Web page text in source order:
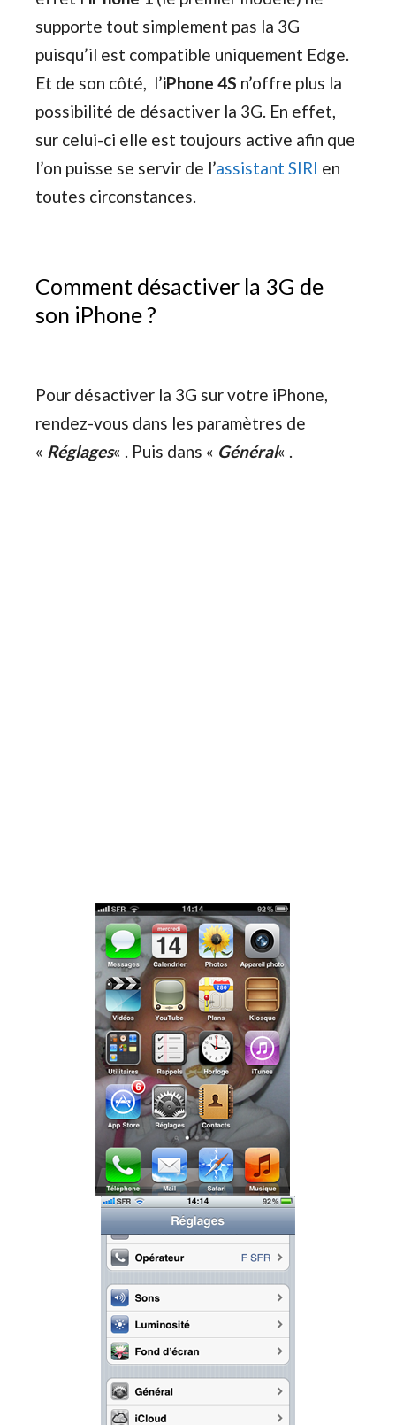
supporte tout simplement pas la 3G
puisqu’il est compatible uniquement Edge.
Et de son côté, l’iPhone 4S n’offre plus la
possibilité de désactiver la 3G. En effet,
sur celui-ci elle est toujours active afin que
l’on puisse se servir de l’assistant SIRI en
toutes circonstances.
Comment désactiver la 3G de
son iPhone ?
Pour désactiver la 3G sur votre iPhone,
rendez-vous dans les paramètres de
« Réglages« . Puis dans « Général« .